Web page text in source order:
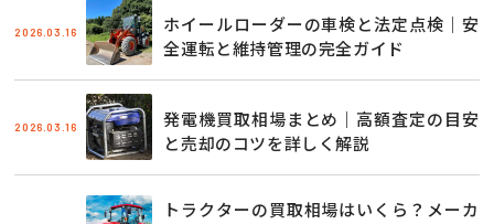
2026.03.16
ホイールローダーの車検と法定点検｜安
全運転と維持管理の完全ガイド
2026.03.16
発電機買取相場まとめ｜高額査定の目安
と売却のコツを詳しく解説
トラクターの買取相場はいくら？メーカ